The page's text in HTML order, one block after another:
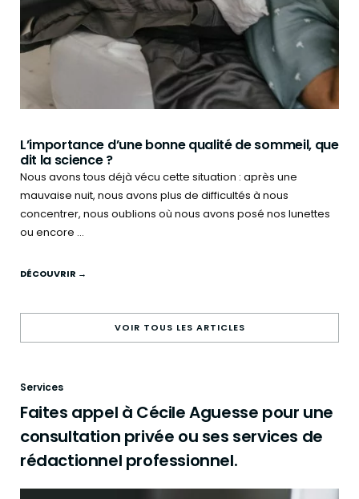
L’importance d’une bonne qualité de sommeil, que
dit la science ?
Nous avons tous déjà vécu cette situation : après une
mauvaise nuit, nous avons plus de difficultés à nous
concentrer, nous oublions où nous avons posé nos lunettes
ou encore ...
DÉCOUVRIR →
VOIR TOUS LES ARTICLES
Services
Faites appel à Cécile Aguesse pour une
consultation privée ou ses services de
rédactionnel professionnel.